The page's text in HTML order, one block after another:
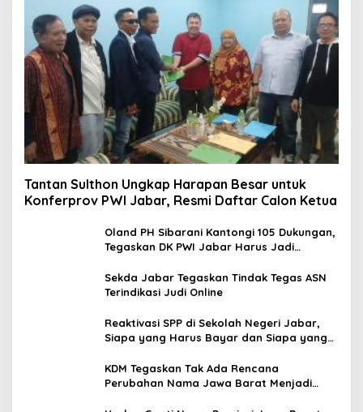
Tantan Sulthon Ungkap Harapan Besar untuk
Konferprov PWI Jabar, Resmi Daftar Calon Ketua
Oland PH Sibarani Kantongi 105 Dukungan,
Tegaskan DK PWI Jabar Harus Jadi
Sekda Jabar Tegaskan Tindak Tegas ASN
Terindikasi Judi Online
Reaktivasi SPP di Sekolah Negeri Jabar,
Siapa yang Harus Bayar dan Siapa yang
KDM Tegaskan Tak Ada Rencana
Perubahan Nama Jawa Barat Menjadi